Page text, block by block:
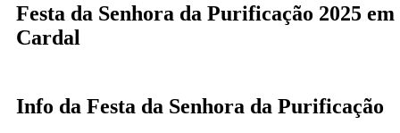
Festa da Senhora da Purificação 2025 em
Cardal
Info da Festa da Senhora da Purificação